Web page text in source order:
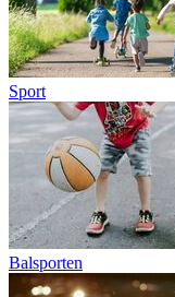
Sport
Balsporten